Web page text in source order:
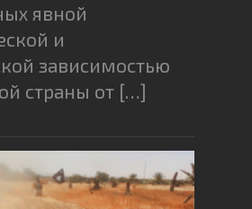
явной
и
зависимостью
страны от […]